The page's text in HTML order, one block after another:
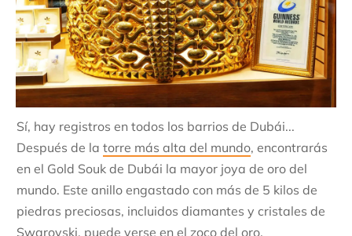
Sí, hay registros en todos los barrios de Dubái...
Después de la torre más alta del mundo, encontrarás
en el Gold Souk de Dubái la mayor joya de oro del
mundo. Este anillo engastado con más de 5 kilos de
piedras preciosas, incluidos diamantes y cristales de
Swarovski, puede verse en el zoco del oro.